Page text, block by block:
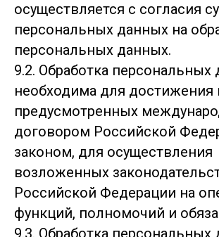
осуществляется с согласия
персональных данных на
персональных данных.
9.2. Обработка персональных
необходима для достижения
предусмотренных
договором Российской
законом, для осуществления
возложенных
Российской Федерации на
функций, полномочий и
9.3. Обработка персональных